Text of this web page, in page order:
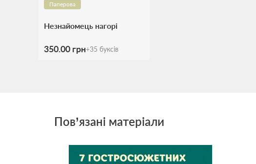
Паперова
Незнайомець нагорі
350.00 грн+35 буксів
Пов’язані матеріали